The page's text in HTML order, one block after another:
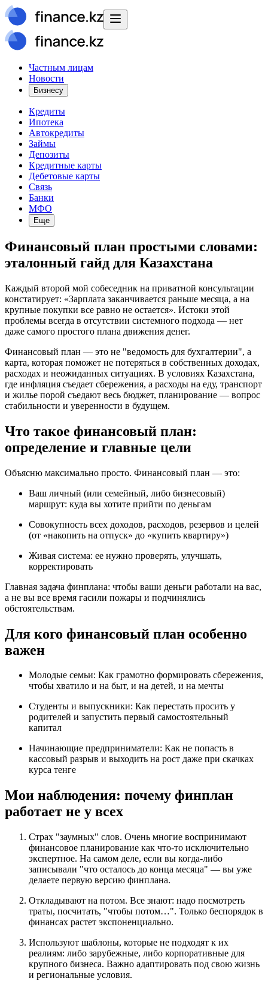
Частным лицам
Новости
Бизнесу
Кредиты
Ипотека
Автокредиты
Займы
Депозиты
Кредитные карты
Дебетовые карты
Связь
Банки
МФО
Еще
Финансовый план простыми словами:
эталонный гайд для Казахстана
Каждый второй мой собеседник на приватной консультации
констатирует: «Зарплата заканчивается раньше месяца, а на
крупные покупки все равно не остается». Истоки этой
проблемы всегда в отсутствии системного подхода — нет
даже самого простого плана движения денег.
Финансовый план — это не "ведомость для бухгалтерии", а
карта, которая поможет не потеряться в собственных доходах,
расходах и неожиданных ситуациях. В условиях Казахстана,
где инфляция съедает сбережения, а расходы на еду, транспорт
и жилье порой съедают весь бюджет, планирование — вопрос
стабильности и уверенности в будущем.
Что такое финансовый план:
определение и главные цели
Объясню максимально просто. Финансовый план — это:
Ваш личный (или семейный, либо бизнесовый)
маршрут: куда вы хотите прийти по деньгам
Совокупность всех доходов, расходов, резервов и целей
(от «накопить на отпуск» до «купить квартиру»)
Живая система: ее нужно проверять, улучшать,
корректировать
Главная задача финплана: чтобы ваши деньги работали на вас,
а не вы все время гасили пожары и подчинялись
обстоятельствам.
Для кого финансовый план особенно
важен
Молодые семьи: Как грамотно формировать сбережения,
чтобы хватило и на быт, и на детей, и на мечты
Студенты и выпускники: Как перестать просить у
родителей и запустить первый самостоятельный
капитал
Начинающие предприниматели: Как не попасть в
кассовый разрыв и выходить на рост даже при скачках
курса тенге
Мои наблюдения: почему финплан
работает не у всех
Страх "заумных" слов. Очень многие воспринимают
финансовое планирование как что-то исключительно
экспертное. На самом деле, если вы когда-либо
записывали "что осталось до конца месяца" — вы уже
делаете первую версию финплана.
Откладывают на потом. Все знают: надо посмотреть
траты, посчитать, "чтобы потом…". Только беспорядок в
финансах растет экспоненциально.
Используют шаблоны, которые не подходят к их
реалиям: либо зарубежные, либо корпоративные для
крупного бизнеса. Важно адаптировать под свою жизнь
и региональные условия.